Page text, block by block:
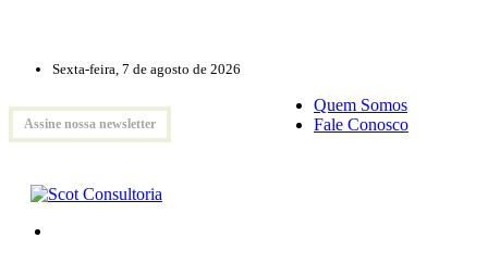
Sexta-feira, 7 de agosto de 2026
Assine nossa newsletter
Quem Somos
Fale Conosco